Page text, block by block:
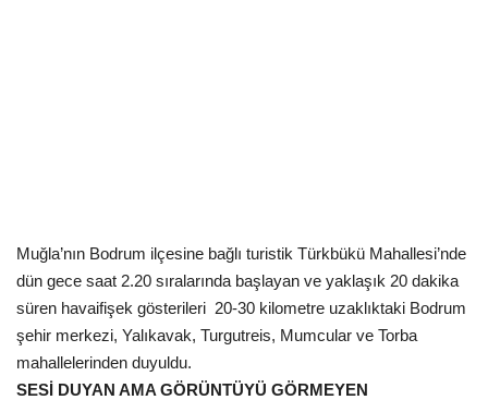
Muğla’nın Bodrum ilçesine bağlı turistik Türkbükü Mahallesi’nde
dün gece saat 2.20 sıralarında başlayan ve yaklaşık 20 dakika
süren havaifişek gösterileri 20-30 kilometre uzaklıktaki Bodrum
şehir merkezi, Yalıkavak, Turgutreis, Mumcular ve Torba
mahallelerinden duyuldu.
SESİ DUYAN AMA GÖRÜNTÜYÜ GÖRMEYEN